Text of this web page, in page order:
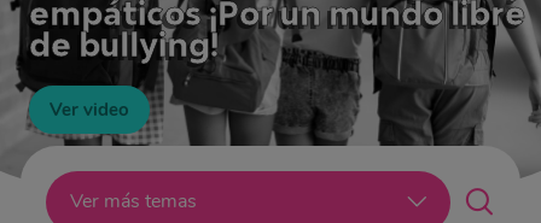
empáticos ¡Por un mundo libre
de bullying!
Ver video
Ver más temas
Lo último